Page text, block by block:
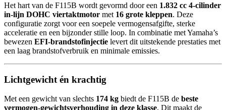
Het hart van de F115B wordt gevormd door een 1.832 cc 4-cilinder
in-lijn DOHC viertaktmotor met 16 grote kleppen. Deze
configuratie zorgt voor een soepele vermogensafgifte, sterke
acceleratie en een bijzonder stille loop. In combinatie met Yamaha’s
bewezen EFI-brandstofinjectie levert dit uitstekende prestaties met
een laag brandstofverbruik en minimale emissies.
Lichtgewicht én krachtig
Met een gewicht van slechts 174 kg biedt de F115B de beste
vermogen-gewichtsverhouding in deze klasse. Dit maakt de